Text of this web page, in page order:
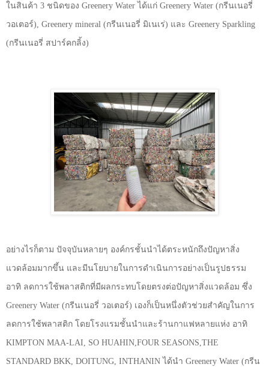
ในสินค้า 3 ชนิดของ Greenery Waterได้แก่ Greenery Water (กรีนเนอรี่
วอเตอร์) , Greenery mineral (กรีนเนอรี่ มิเนเร่) และ Greenery Sparkling
(กรีนเนอรี่ สปาร์คกลิ้ง)
อย่างไรก็ตาม ปัจจุบันหลายๆ องค์กรชั้นนำได้ตระหนักถึงปัญหาสิ่ง
แวดล้อมมากขึ้น และมีนโยบายในการดำเนินการอย่างเป็นรูปธรรม
อาทิ ลดการใช้พลาสติกที่มีผลกระทบโดยตรงต่อปัญหาสิ่งแวดล้อม ซึ่ง
Greenery Water (กรีนเนอรี่ วอเตอร์) เองก็เป็นหนึ่งตัวช่วยสำคัญในการ
ลดการใช้พลาสติก โดยโรงแรมชั้นนำและร้านกาแฟหลายแห่ง อาทิ
KIMPTON MAA-LAI, SO HUAHIN,FOUR SEASONS,THE
STANDARD BKK, DOITUNG, INTHANIN ได้นำ Greenery Water (กรีน